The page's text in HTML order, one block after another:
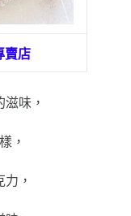
賣店
滋味，
，
，